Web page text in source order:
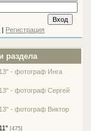
| Регистрация
раздела
- фотограф Инга
- фотограф Сергей
- фотограф Виктор
[475]